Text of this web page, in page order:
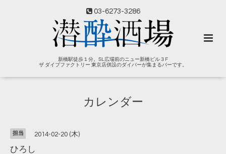
03-6273-3286
新橋駅徒歩１分。SL広場前のニュー新橋ビル３F
ザ ダイブファクトリー 東京店併設のダイバーが集まるバーです。
カレンダー
担当 2014-02-20 (木)
ひろし